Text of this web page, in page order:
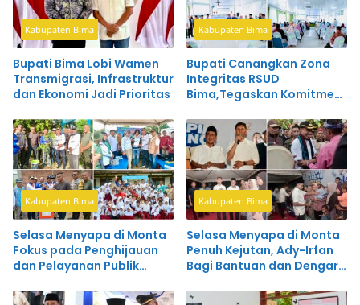
Kabupaten Bima
Bupati Bima Lobi Wamen
Transmigrasi, Infrastruktur
dan Ekonomi Jadi Prioritas
Kabupaten Bima
Bupati Canangkan Zona
Integritas RSUD
Bima,Tegaskan Komitmen
Bersih dan Profesional
Kabupaten Bima
Selasa Menyapa di Monta
Fokus pada Penghijauan
dan Pelayanan Publik
Kabupaten Bima
Selasa Menyapa di Monta
Penuh Kejutan, Ady-Irfan
Bagi Bantuan dan Dengar